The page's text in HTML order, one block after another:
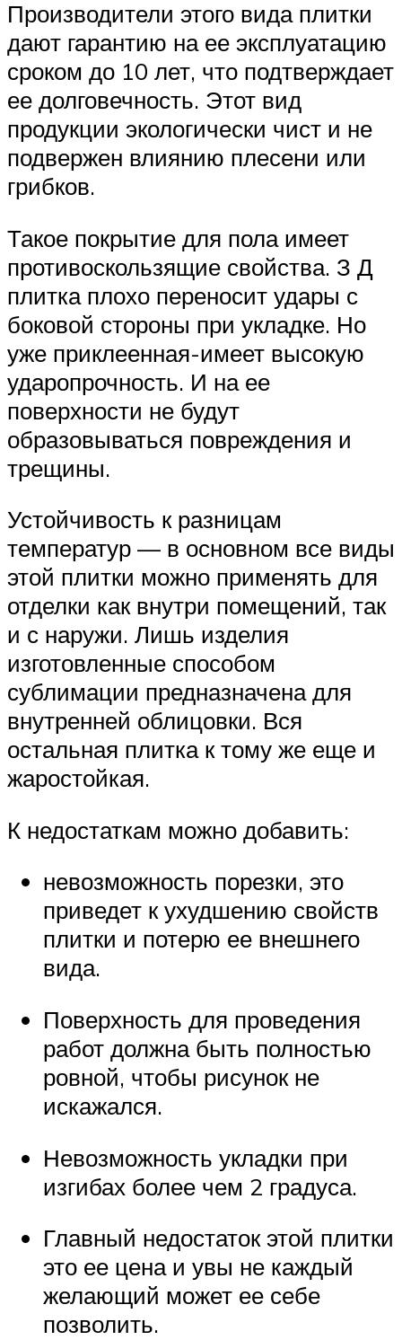
Производители этого вида плитки
дают гарантию на ее эксплуатацию
сроком до 10 лет, что подтверждает
ее долговечность. Этот вид
продукции экологически чист и не
подвержен влиянию плесени или
грибков.
Такое покрытие для пола имеет
противоскользящие свойства. З Д
плитка плохо переносит удары с
боковой стороны при укладке. Но
уже приклеенная-имеет высокую
ударопрочность. И на ее
поверхности не будут
образовываться повреждения и
трещины.
Устойчивость к разницам
температур — в основном все виды
этой плитки можно применять для
отделки как внутри помещений, так
и с наружи. Лишь изделия
изготовленные способом
сублимации предназначена для
внутренней облицовки. Вся
остальная плитка к тому же еще и
жаростойкая.
К недостаткам можно добавить:
невозможность порезки, это
приведет к ухудшению свойств
плитки и потерю ее внешнего
вида.
Поверхность для проведения
работ должна быть полностью
ровной, чтобы рисунок не
искажался.
Невозможность укладки при
изгибах более чем 2 градуса.
Главный недостаток этой плитки
это ее цена и увы не каждый
желающий может ее себе
позволить.